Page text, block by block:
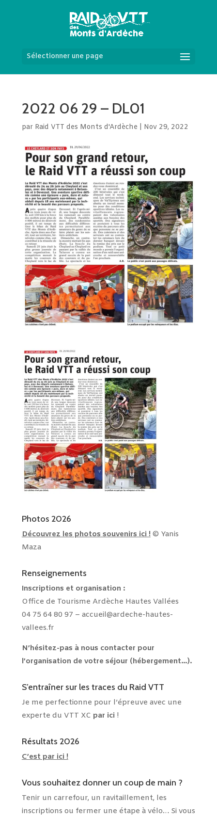
Sélectionner une page
2022 06 29 – DL01
par Raid VTT des Monts d'Ardèche Nov 29, 2022
Photos 2026
Découvrez les photos souvenirs ici !© Yanis
Maza
Renseignements
Inscriptions et organisation :
Office de Tourisme Ardèche Hautes Vallées
04 75 64 80 97 – accueil@ardeche-hautes-
vallees.fr
N’hésitez-pas à nous contacter pour
l’organisation de votre séjour (hébergement…).
S’entraîner sur les traces du Raid VTT
Je me perfectionne pour l’épreuve avec une
experte du VTT XC par ici !
Résultats 2026
C’est par ici !
Vous souhaitez donner un coup de main ?
Tenir un carrefour, un ravitaillement, les
inscriptions ou fermer une étape à vélo… Si vous